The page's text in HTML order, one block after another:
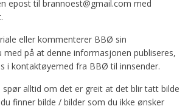
epost til brannoest@gmail.com med
eller kommenterer BBØ sin
med på at denne informasjonen publiseres,
i kontaktøyemed fra BBØ til innsender.
alltid om det er greit at det blir tatt bilde
finner bilde / bilder som du ikke ønsker